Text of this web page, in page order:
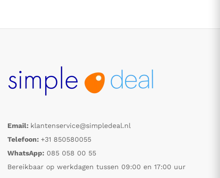
Email: klantenservice@simpledeal.nl
Telefoon: +31 850580055
WhatsApp: 085 058 00 55
Bereikbaar op werkdagen tussen 09:00 en 17:00 uur